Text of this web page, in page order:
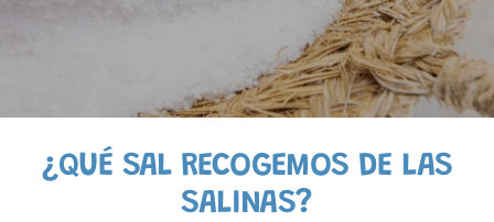
¿QUÉ SAL RECOGEMOS DE LAS
SALINAS?